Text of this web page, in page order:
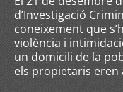
d’Investigació
coneixement que
violència i
un domicili de la
els propietaris eren